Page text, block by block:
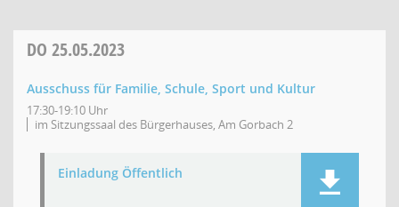
DO 25.05.2023
Ausschuss für Familie, Schule, Sport und Kultur
17:30-19:10 Uhr
im Sitzungssaal des Bürgerhauses, Am Gorbach 2
Einladung Öffentlich